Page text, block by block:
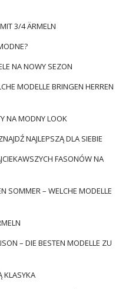
3/4 ÄRMELN
NA NOWY SEZON
MODELLE BRINGEN HERREN
NA MODNY LOOK
NAJLEPSZĄ DLA SIEBIE
FASONÓW NA
SOMMER – WELCHE MODELLE
– DIE BESTEN MODELLE ZU
KLASYKA